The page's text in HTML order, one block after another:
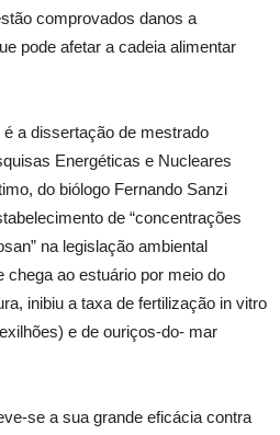
comprovados danos a
pode afetar a cadeia alimentar
a dissertação de mestrado
Energéticas e Nucleares
do biólogo Fernando Sanzi
de “concentrações
na legislação ambiental
chega ao estuário por meio do
inibiu a taxa de fertilização in vitro
e de ouriços-do- mar
se a sua grande eficácia contra